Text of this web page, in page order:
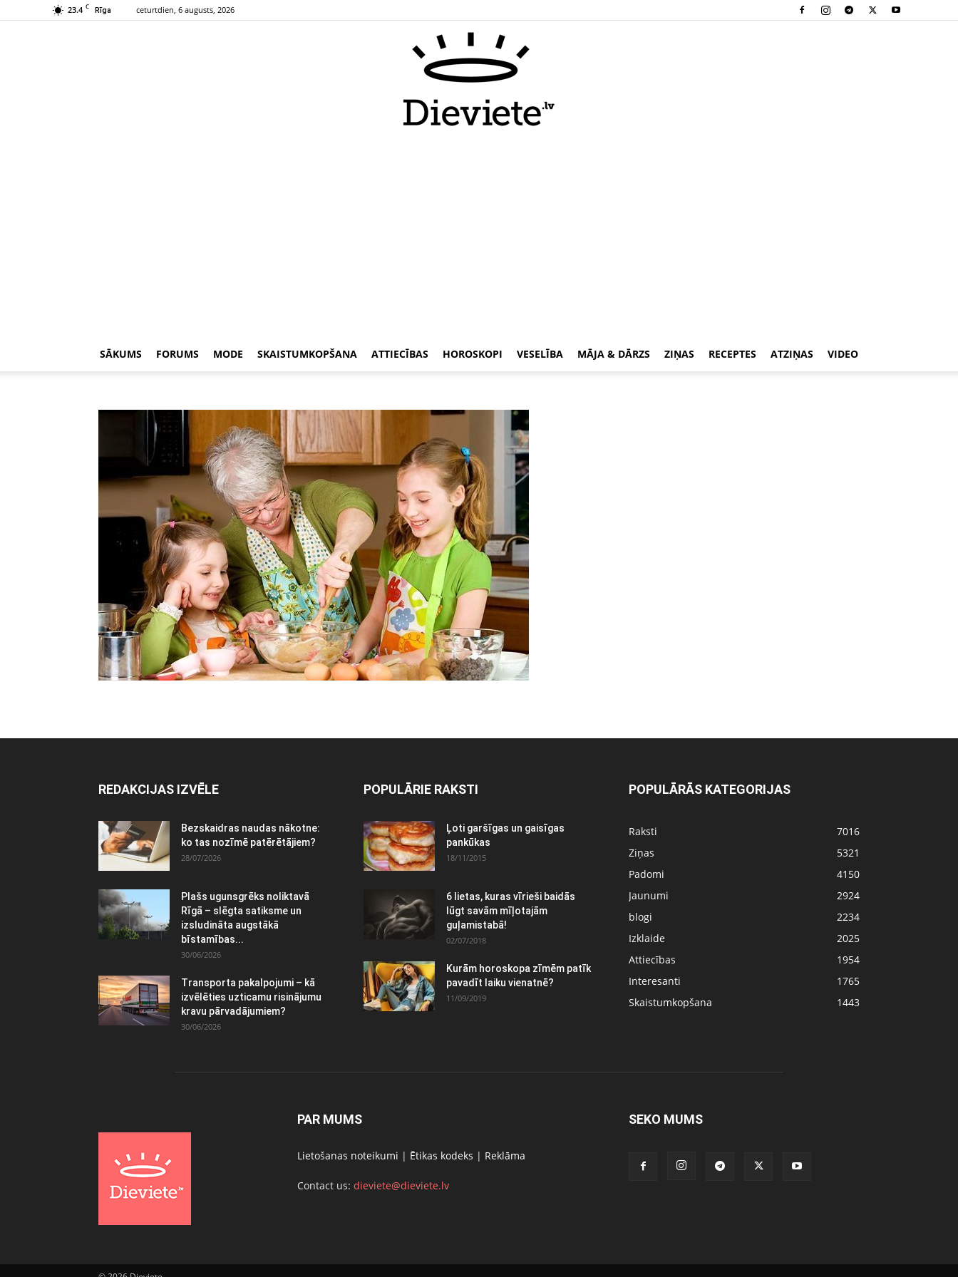
23.4 C Rīga ceturtdien, 6 augusts, 2026
SĀKUMS FORUMS MODE SKAISTUMKOPŠANA ATTIECĪBAS HOROSKOPI VESELĪBA MĀJA & DĀRZS ZIŅAS RECEPTES ATZIŅAS VIDEO
REDAKCIJAS IZVĒLE
Bezskaidras naudas nākotne:
ko tas nozīmē patērētājiem?
28/07/2026
Plašs ugunsgrēks noliktavā
Rīgā – slēgta satiksme un
izsludināta augstākā
bīstamības...
30/06/2026
Transporta pakalpojumi – kā
izvēlēties uzticamu risinājumu
kravu pārvadājumiem?
30/06/2026
POPULĀRIE RAKSTI
Ļoti garšīgas un gaisīgas
pankūkas
18/11/2015
6 lietas, kuras vīrieši baidās
lūgt savām mīļotajām
guļamistabā!
02/07/2018
Kurām horoskopa zīmēm patīk
pavadīt laiku vienatnē?
11/09/2019
POPULĀRĀS KATEGORIJAS
Raksti
7016
Ziņas
5321
Padomi
4150
Jaunumi
2924
blogi
2234
Izklaide
2025
Attiecības
1954
Interesanti
1765
Skaistumkopšana
1443
PAR MUMS
Lietošanas noteikumi | Ētikas kodeks | Reklāma
Contact us: dieviete@dieviete.lv
SEKO MUMS